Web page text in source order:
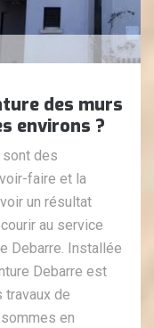
des murs
environs ?
sont des
faire et la
un résultat
au service
Debarre. Installée
Debarre est
de
en